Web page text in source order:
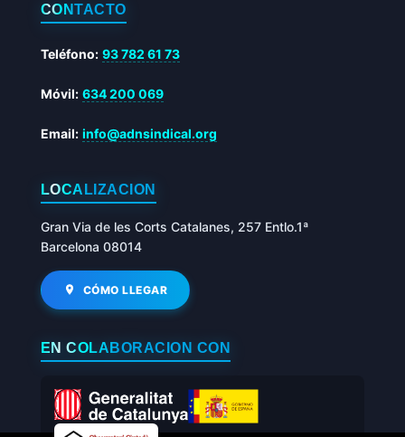
CONTACTO
Teléfono: 93 782 61 73
Móvil: 634 200 069
Email: info@adnsindical.org
LOCALIZACIÓN
Gran Via de les Corts Catalanes, 257 Entlo.1ª
Barcelona 08014
CÓMO LLEGAR
EN COLABORACIÓN CON